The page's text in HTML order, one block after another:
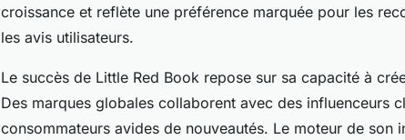
croissance et reflète une préférence marquée pour les
les avis utilisateurs.
Le succès de Little Red Book repose sur sa capacité à
Des marques globales collaborent avec des influenceurs
consommateurs avides de nouveautés. Le moteur de son